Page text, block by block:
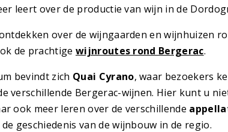
leert over de productie van wijn in de
over de wijngaarden en wijnhuizen
de prachtige wijnroutes rond Bergerac.
bevindt zich Quai Cyrano, waar bezoekers
verschillende Bergerac-wijnen. Hier kunt u
ook meer leren over de verschillende
geschiedenis van de wijnbouw in de regio.